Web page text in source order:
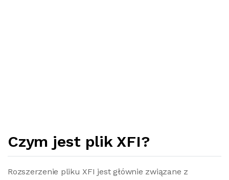
Czym jest plik XFI?
Rozszerzenie pliku XFI jest głównie związane z